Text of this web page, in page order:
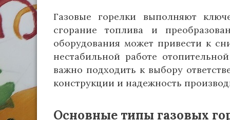
Газовые горелки выполняют
сгорание топлива и
оборудования может привести к
нестабильной работе
важно подходить к выбору
конструкции и надежность
Основные типы газовых